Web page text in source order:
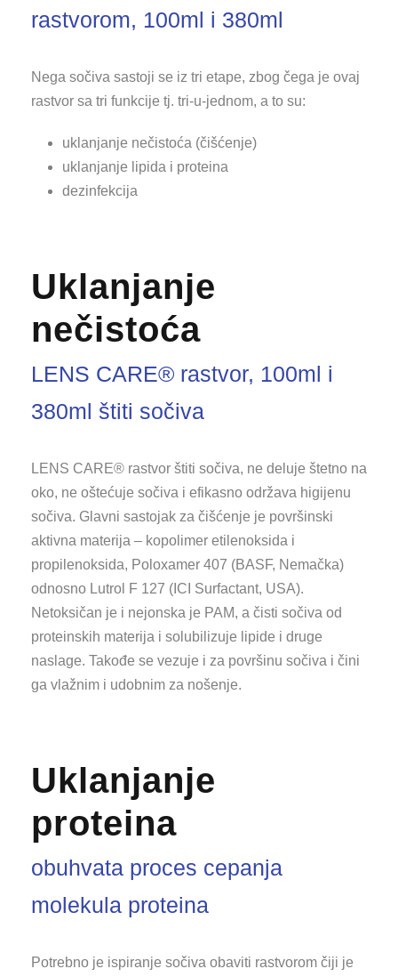
rastvorom, 100ml i 380ml
Nega sočiva sastoji se iz tri etape, zbog čega je ovaj
rastvor sa tri funkcije tj. tri-u-jednom, a to su:
uklanjanje nečistoća (čišćenje)
uklanjanje lipida i proteina
dezinfekcija
Uklanjanje
nečistoća
LENS CARE® rastvor, 100ml i
380ml štiti sočiva
LENS CARE® rastvor štiti sočiva, ne deluje štetno na
oko, ne oštećuje sočiva i efikasno održava higijenu
sočiva. Glavni sastojak za čišćenje je površinski
aktivna materija – kopolimer etilenoksida i
propilenoksida, Poloxamer 407 (BASF, Nemačka)
odnosno Lutrol F 127 (ICI Surfactant, USA).
Netoksičan je i nejonska je PAM, a čisti sočiva od
proteinskih materija i solubilizuje lipide i druge
naslage. Takođe se vezuje i za površinu sočiva i čini
ga vlažnim i udobnim za nošenje.
Uklanjanje
proteina
obuhvata proces cepanja
molekula proteina
Potrebno je ispiranje sočiva obaviti rastvorom čiji je